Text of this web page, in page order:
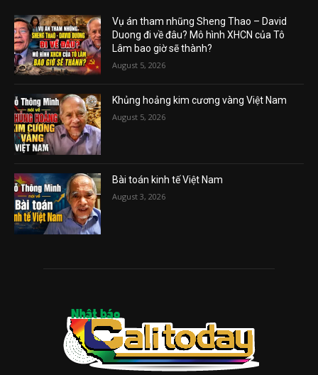
Vụ án tham nhũng Sheng Thao – David
Duong đi về đâu? Mô hình XHCN của Tô
Lâm bao giờ sẽ thành?
August 5, 2026
Khủng hoảng kim cương vàng Việt Nam
August 5, 2026
Bài toán kinh tế Việt Nam
August 3, 2026